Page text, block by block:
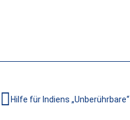
Zurück
Hilfe für Indiens „Unberührbare“